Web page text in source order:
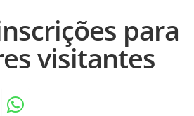
para
visitantes